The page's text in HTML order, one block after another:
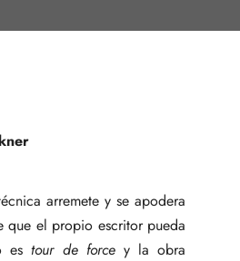
arremete y se apodera
que el propio escritor pueda
estour de forcey la obra